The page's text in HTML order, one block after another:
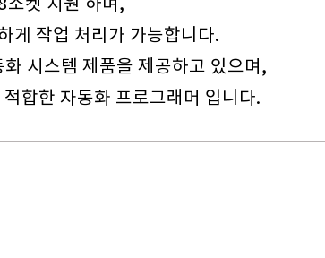
켓 지원 하며,
작업 처리가 가능합니다.
시스템 제품을 제공하고 있으며,
합한 자동화 프로그래머 입니다.